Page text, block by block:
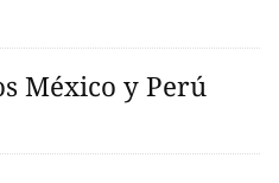
México y Perú